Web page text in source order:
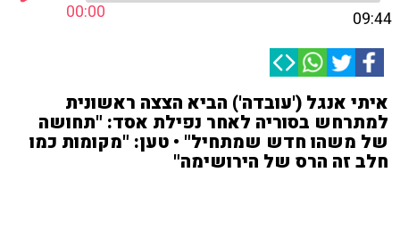
00:00 09:44
איתי אנגל ('עובדה') הביא הצצה ראשונית
למתרחש בסוריה לאחר נפילת אסד: "תחושה
של משהו חדש שמתחיל" • טען: "מקומות כמו
חלב זה הרס של הירושימה"